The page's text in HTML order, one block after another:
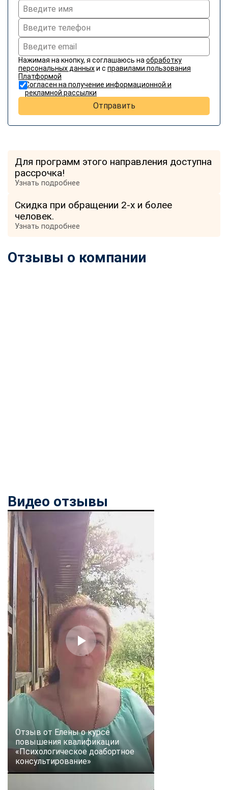
Нажимая на кнопку, я соглашаюсь на обработку
персональных данныхи с правилами пользования
Платформой
Согласен на получение информационной и
рекламной рассылки
Отправить
Для программ этого направления доступна
рассрочка!
Узнать подробнее
Скидка при обращении 2-х и более
человек.
Узнать подробнее
Отзывы о компании
Видео отзывы
Отзыв от Елены о курсе
повышения квалификации
«Психологическое доабортное
консультирование»